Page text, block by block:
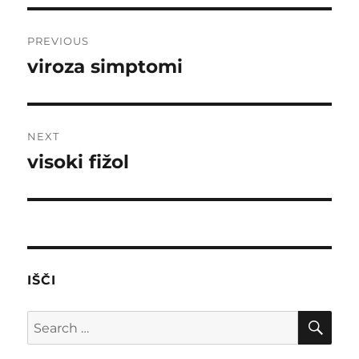
navigation
PREVIOUS
Previous
viroza simptomi
NEXT
Next
visoki fižol
IŠČI
Search
for: